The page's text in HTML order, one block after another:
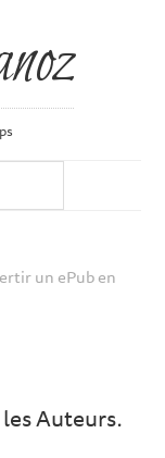
un ePub en
Auteurs.